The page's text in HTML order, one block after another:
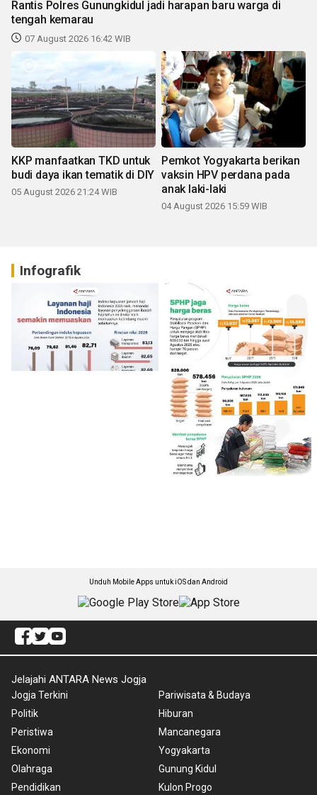
Rantis Polres Gunungkidul jadi harapan baru warga di
tengah kemarau
07 August 2026 16:42 WIB
KKP manfaatkan TKD untuk
budi daya ikan tematik di DIY
05 August 2026 21:24 WIB
Pemkot Yogyakarta berikan
vaksin HPV perdana pada
anak laki-laki
04 August 2026 15:59 WIB
Infografik
Unduh Mobile Apps untuk iOS dan Android
Jelajahi ANTARA News Jogja
Jogja Terkini
Politik
Peristiwa
Ekonomi
Olahraga
Pendidikan
Pariwisata & Budaya
Hiburan
Mancanegara
Yogyakarta
Gunung Kidul
Kulon Progo